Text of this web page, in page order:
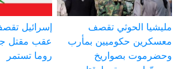
مليشيا الحوثي تقصف
معسكرين حكوميين بمأرب
وحضرموت بصواريخ
إسرائيل
عقب مقتل
روما تستمر